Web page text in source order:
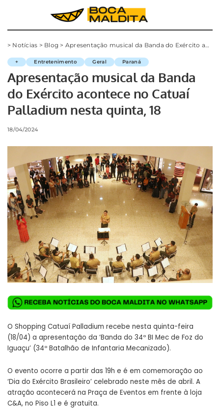
> Notícias > Blog > Apresentação musical da Banda do Exército acontece no Catuaí Palladium nesta quinta, 18
+ Entretenimento Geral Paraná
Apresentação musical da Banda
do Exército acontece no Catuaí
Palladium nesta quinta, 18
18/04/2024
O Shopping Catuaí Palladium recebe nesta quinta-feira
(18/04) a apresentação da ‘Banda do 34º BI Mec de Foz do
Iguaçu’ (34º Batalhão de Infantaria Mecanizado).
O evento ocorre a partir das 19h e é em comemoração ao
‘Dia do Exército Brasileiro’ celebrado neste mês de abril. A
atração acontecerá na Praça de Eventos em frente à loja
C&A, no Piso L1 e é gratuita.